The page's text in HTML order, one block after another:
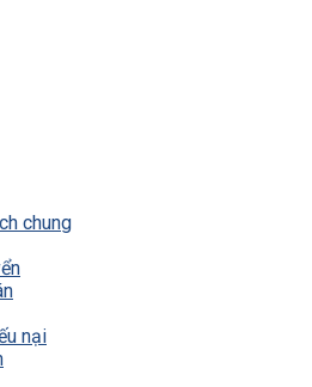
chung
nại